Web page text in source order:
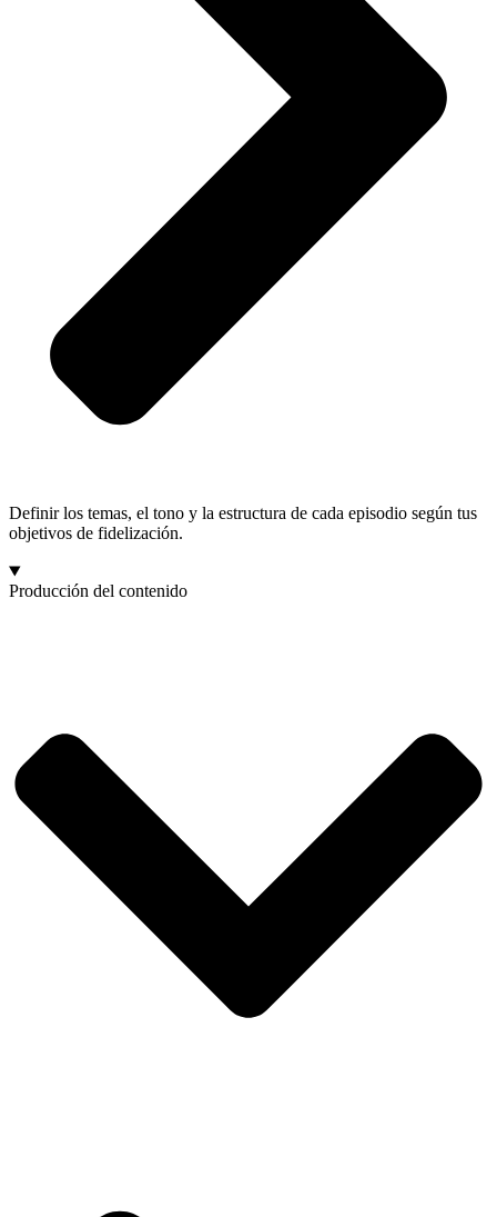
Definir los temas, el tono y la estructura de cada episodio según tus
objetivos de fidelización.
Producción del contenido